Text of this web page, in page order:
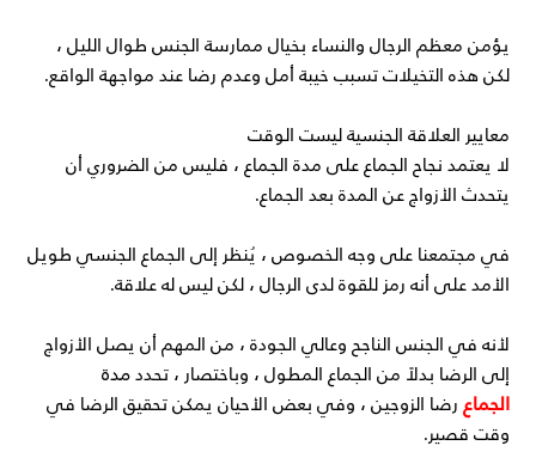
يؤمن معظم الرجال والنساء بخيال ممارسة الجنس طوال الليل ،
لكن هذه التخيلات تسبب خيبة أمل وعدم رضا عند مواجهة الواقع.
معايير العلاقة الجنسية ليست الوقت
لا يعتمد نجاح الجماع على مدة الجماع ، فليس من الضروري أن
يتحدث الأزواج عن المدة بعد الجماع.
في مجتمعنا على وجه الخصوص ، يُنظر إلى الجماع الجنسي طويل
الأمد على أنه رمز للقوة لدى الرجال ، لكن ليس له علاقة.
لأنه في الجنس الناجح وعالي الجودة ، من المهم أن يصل الأزواج
إلى الرضا بدلاً من الجماع المطول ، وباختصار ، تحددمدة
الجماعرضا الزوجين ، وفي بعض الأحيان يمكن تحقيق الرضا في
وقت قصير.